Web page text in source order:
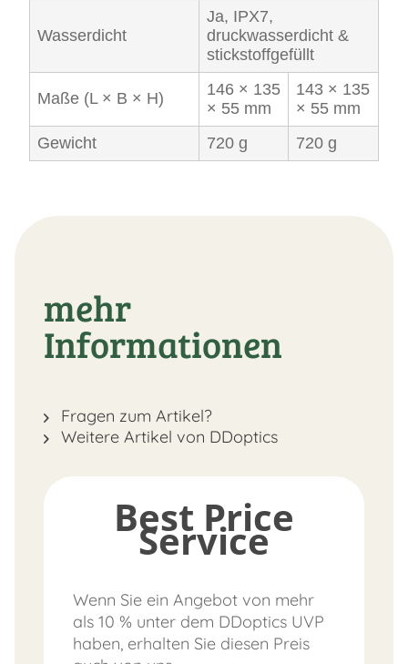
Wasserdicht
Ja, IPX7,
druckwasserdicht &
stickstoffgefüllt
Maße (L × B × H)
146 × 135
× 55 mm
143 × 135
× 55 mm
Gewicht
720 g 720 g
mehr
Informationen
Fragen zum Artikel?
Weitere Artikel von DDoptics
Best Price
Service
Wenn Sie ein Angebot von mehr
als 10 % unter dem DDoptics UVP
haben, erhalten Sie diesen Preis